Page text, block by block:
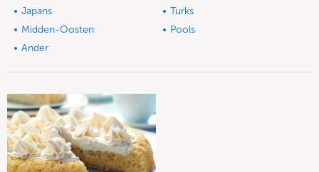
Japans
Turks
Midden-Oosten
Pools
Ander